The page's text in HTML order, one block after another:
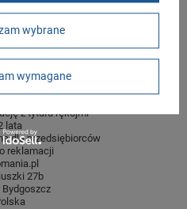
12
z tytułu rękojmi
lata
dla przedsiębiorców
reklamacji
27b
Bydgoszcz
wybrane
wymagane